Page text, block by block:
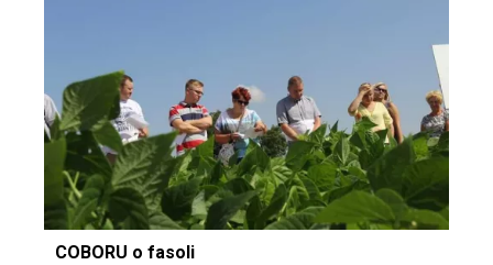
COBORU o fasoli